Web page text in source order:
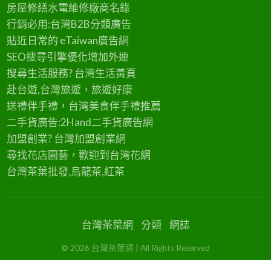
房屋修繕水電維修廠商名錄
行銷必用:台灣B2B分類廣告
貼近日常的 eTaiwan廣告網
SEO搜尋引擎優化增加外連
搜尋生活服務? 台灣生活黃頁
赴台遊,台灣旅遊，旅遊好康
送禮伴手禮，台灣美食伴手禮推薦
二手貨廣告:2Hand二手貨廣告網
加盟創業? 台灣加盟創業網
尋找花店園藝，歡迎到 台灣花網
台灣茶葉批發,烏龍茶,紅茶
台灣茶葉網 分類 網誌
© 2026 台灣茶葉網 | All Rights Reserved